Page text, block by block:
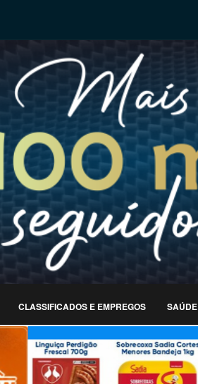
CLASSIFICADOS E EMPREGOS SAÚDE